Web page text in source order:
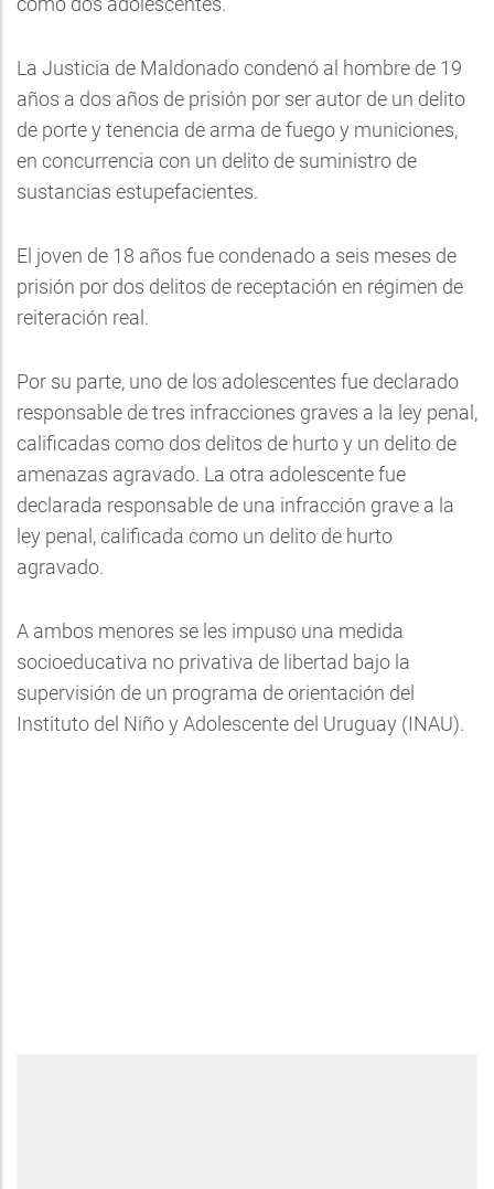
La Justicia de Maldonado condenó al hombre de 19
años a dos años de prisión por ser autor de un delito
de porte y tenencia de arma de fuego y municiones,
en concurrencia con un delito de suministro de
sustancias estupefacientes.
El joven de 18 años fue condenado a seis meses de
prisión por dos delitos de receptación en régimen de
reiteración real.
Por su parte, uno de los adolescentes fue declarado
responsable de tres infracciones graves a la ley penal,
calificadas como dos delitos de hurto y un delito de
amenazas agravado. La otra adolescente fue
declarada responsable de una infracción grave a la
ley penal, calificada como un delito de hurto
agravado.
A ambos menores se les impuso una medida
socioeducativa no privativa de libertad bajo la
supervisión de un programa de orientación del
Instituto del Niño y Adolescente del Uruguay (INAU).